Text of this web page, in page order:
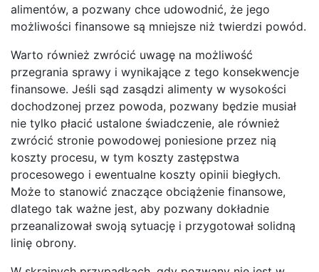
alimentów, a pozwany chce udowodnić, że jego
możliwości finansowe są mniejsze niż twierdzi powód.
Warto również zwrócić uwagę na możliwość
przegrania sprawy i wynikające z tego konsekwencje
finansowe. Jeśli sąd zasądzi alimenty w wysokości
dochodzonej przez powoda, pozwany będzie musiał
nie tylko płacić ustalone świadczenie, ale również
zwrócić stronie powodowej poniesione przez nią
koszty procesu, w tym koszty zastępstwa
procesowego i ewentualne koszty opinii biegłych.
Może to stanowić znaczące obciążenie finansowe,
dlatego tak ważne jest, aby pozwany dokładnie
przeanalizował swoją sytuację i przygotował solidną
linię obrony.